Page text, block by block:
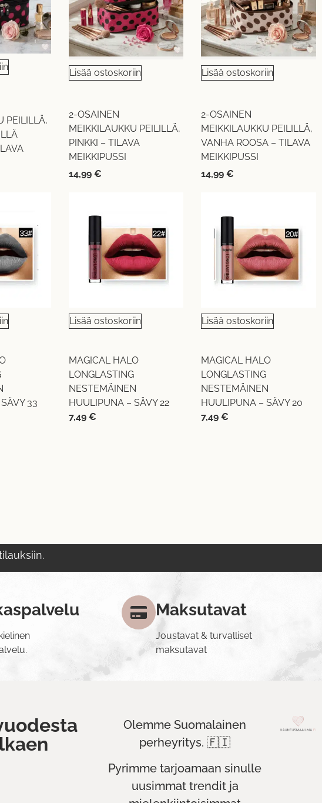
PEILILLÄ,
Lisää ostoskoriin
2-OSAINEN
MEIKKILAUKKU PEILILLÄ,
PINKKI – TILAVA
MEIKKIPUSSI
14,99 €
Lisää ostoskoriin
2-OSAINEN
MEIKKILAUKKU PEILILLÄ,
VANHA ROOSA – TILAVA
MEIKKIPUSSI
14,99€
33
Lisää ostoskoriin
MAGICAL HALO
LONGLASTING
NESTEMÄINEN
HUULIPUNA – SÄVY 22
7,49 €
Lisää ostoskoriin
MAGICAL HALO
LONGLASTING
NESTEMÄINEN
HUULIPUNA – SÄVY 20
7,49€
Maksutavat
Joustavat & turvalliset
maksutavat
Olemme Suomalainen
perheyritys. 🇫🇮
Pyrimme tarjoamaan sinulle
uusimmat trendit ja